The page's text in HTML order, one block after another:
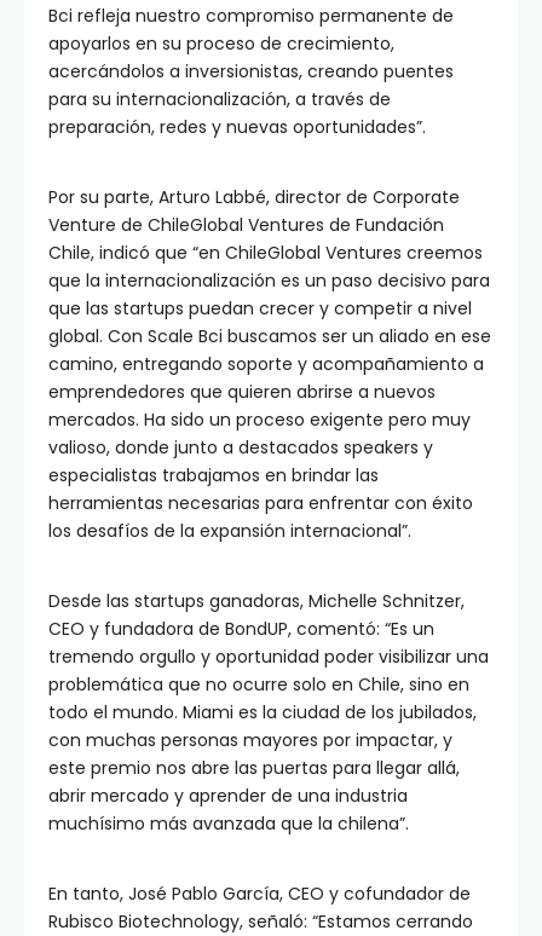
Bci refleja nuestro compromiso permanente de
apoyarlos en su proceso de crecimiento,
acercándolos a inversionistas, creando puentes
para su internacionalización, a través de
preparación, redes y nuevas oportunidades”.
Por su parte, Arturo Labbé, director de Corporate
Venture de ChileGlobal Ventures de Fundación
Chile, indicó que “en ChileGlobal Ventures creemos
que la internacionalización es un paso decisivo para
que las startups puedan crecer y competir a nivel
global. Con Scale Bci buscamos ser un aliado en ese
camino, entregando soporte y acompañamiento a
emprendedores que quieren abrirse a nuevos
mercados. Ha sido un proceso exigente pero muy
valioso, donde junto a destacados speakers y
especialistas trabajamos en brindar las
herramientas necesarias para enfrentar con éxito
los desafíos de la expansión internacional”.
Desde las startups ganadoras, Michelle Schnitzer,
CEO y fundadora de BondUP, comentó: “Es un
tremendo orgullo y oportunidad poder visibilizar una
problemática que no ocurre solo en Chile, sino en
todo el mundo. Miami es la ciudad de los jubilados,
con muchas personas mayores por impactar, y
este premio nos abre las puertas para llegar allá,
abrir mercado y aprender de una industria
muchísimo más avanzada que la chilena”.
En tanto, José Pablo García, CEO y cofundador de
Rubisco Biotechnology, señaló: “Estamos cerrando